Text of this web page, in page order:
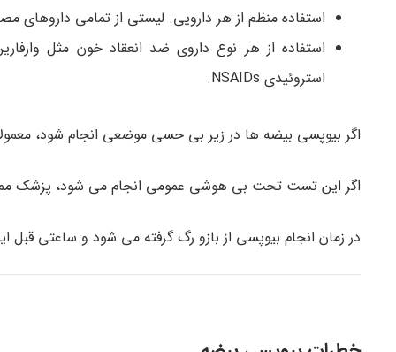
استفاده منظم از هر دارویی. لیستی از تمامی داروهای
استفاده از هر نوع داروی ضد انعقاد خون مثل
استروئیدی NSAIDs.
اگر بیوپسی بیضه ها در زیر بی حسی موضعی انجام شود،
اگر این تست تحت بی هوشی عمومی انجام می شود، پزشک
در زمان انجام بیوپسی از بازو رگ گرفته می شود و ساعتی